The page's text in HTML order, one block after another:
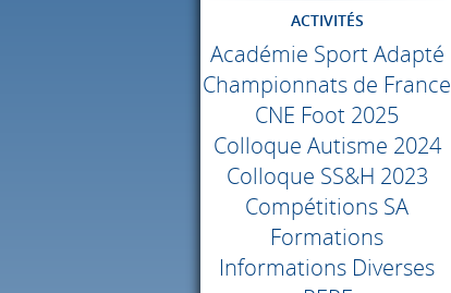
ACTIVITÉS
Académie Sport Adapté
Championnats de France
CNE Foot 2025
Colloque Autisme 2024
Colloque SS&H 2023
Compétitions SA
Formations
Informations Diverses